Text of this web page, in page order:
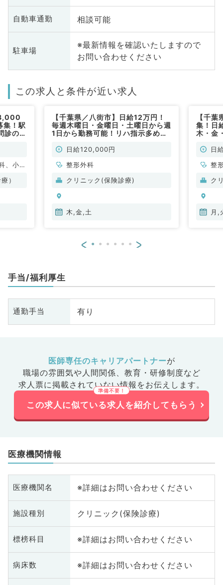
自動車通勤 相談可能
駐車場
※最新情報を確認いたしますので
お問い合わせください
この求人と条件が近い求人
！駅
診のお
、小児
美容外
科、乳
腸・肛
科目不
）
【千葉県／八街市】日給12万円！
毎週木曜日・金曜日・土曜日から週
1日から勤務可能！リハ指示多めの
形外科／非常勤）
日給120,000円
整形外科
クリニック(保険診療)
木,金,土
【千
集！日
木・金
す！日
整
ク
月,
< >
手当/福利厚生
通勤手当 有り
医師専任のキャリアパートナーが
職場の雰囲気や人間関係、 教育・研修制度など
求人票に掲載されていない情報をお伝えします。
この求人に似ている求人を紹介してもらう
医療機関情報
医療機関名 ※詳細はお問い合わせください
施設種別 クリニック(保険診療)
標榜科目 ※詳細はお問い合わせください
病床数 ※詳細はお問い合わせください